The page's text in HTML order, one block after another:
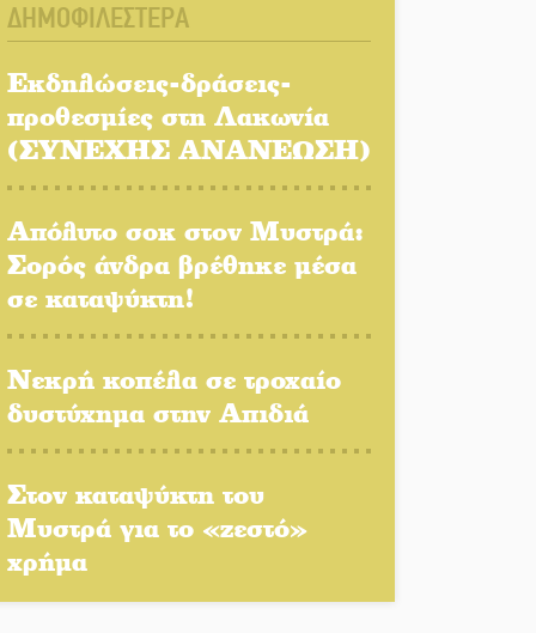
Αποστολή εξετελέσθη στην
Ταϊβάν: Στη βάση τους τα
παγκόσμια Σπαρτιατόπουλα
«Ρίζες και Ρεύματα» στο
Ξηροκάμπι με Ίκαρη και
Αμετάβλητος στο «τριάρι» ο
κίνδυνος φωτιάς σε όλη τη
Λακωνία
Εβδομάδα Ομογενών:
Κερδισμένη ουσία ή
επικοινωνιακές εντυπώσεις;
Ελεύθερος ο 55χρονος για
την υπόθεση του Μυστρά
Ποδοσφαιρικό αντάμωμα για
ΔΗΜΟΦΙΛΕΣΤΕΡΑ
Εκδηλώσεις-δράσεις-
προθεσμίες στη Λακωνία
(ΣΥΝΕΧΗΣ ΑΝΑΝΕΩΣΗ)
Απόλυτο σοκ στον Μυστρά:
Σορός άνδρα βρέθηκε μέσα
σε καταψύκτη!
Νεκρή κοπέλα σε τροχαίο
δυστύχημα στην Απιδιά
Στον καταψύκτη του
Μυστρά για το «ζεστό»
χρήμα